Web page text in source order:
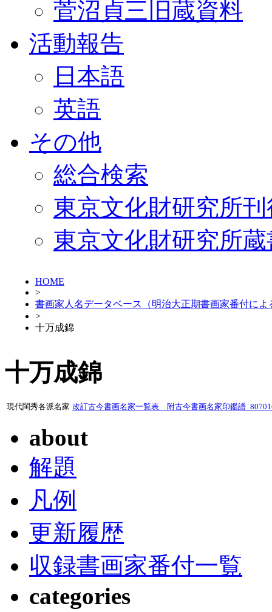
菅沼貞三旧蔵資料
活動報告
日本語
英語
その他
総合検索
東京文化財研究所
東京文化財研究所
HOME
>
書画家人名データベース（明治大正期書画家番付によ
>
十万成錦
十万成錦
現代閨秀各派名家 改訂古今書画名家一覧表 附古今書画名家印鑑譜
about
解題
凡例
更新履歴
収録書画家番付一覧
categories